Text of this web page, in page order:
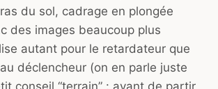
du sol, cadrage en plongée
des images beaucoup plus
autant pour le retardateur que
déclencheur (on en parle juste
conseil “terrain” : avant de partir